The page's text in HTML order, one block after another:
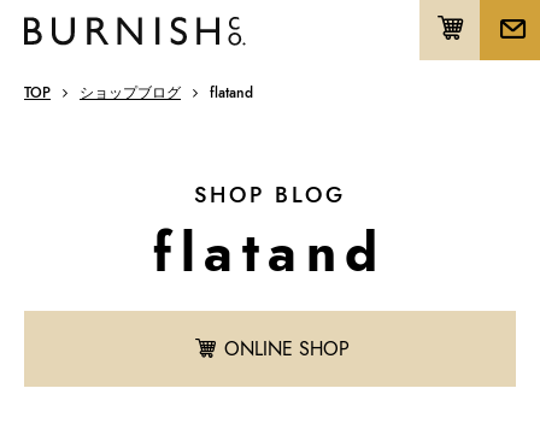
TOP ショップブログ flatand
SHOP BLOG
flatand
ONLINE SHOP